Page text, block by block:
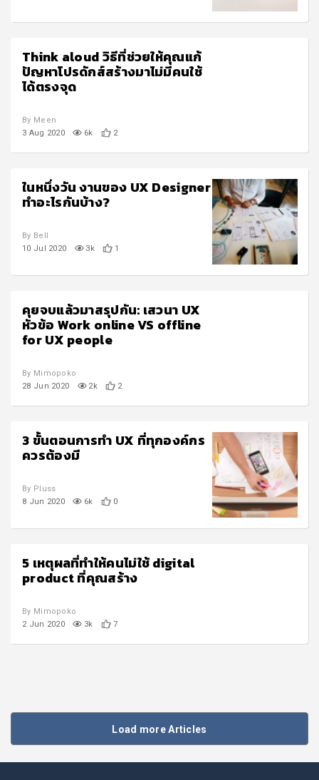
Think aloud วิธีที่ช่วยให้คุณแก้
ปัญหาโปรดักส์สร้างมาไม่มีคนใช้
ได้ตรงจุด
By Meen
3 Aug 2020
6k 2
ในหนึ่งวัน งานของ UX Designer
ทำอะไรกันบ้าง?
By Bell
10 Jul 2020
3k 1
คุยจบแล้วมาสรุปกัน: เสวนา UX
หัวข้อ Work online VS offline
for UX people
By Mimopoko
28 Jun 2020
2k 2
3 ขั้นตอนการทำ UX ที่ทุกองค์กร
ควรต้องมี
By Pluss
8 Jun 2020
6k 0
5 เหตุผลที่ทำให้คนไม่ใช้ digital
product ที่คุณสร้าง
By Mimopoko
2 Jun 2020
3k 7
Load more Articles